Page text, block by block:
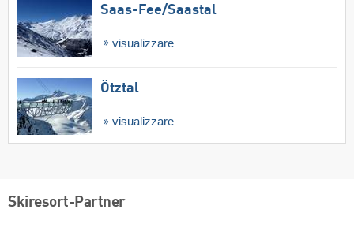
Saas-Fee/​Saastal
visualizzare
Ötztal
visualizzare
Skiresort-Partner